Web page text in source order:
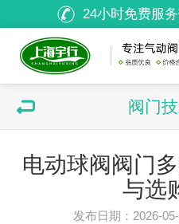
24小时免费服务
阀门
电动球阀阀门
与选
发布日期：2026-